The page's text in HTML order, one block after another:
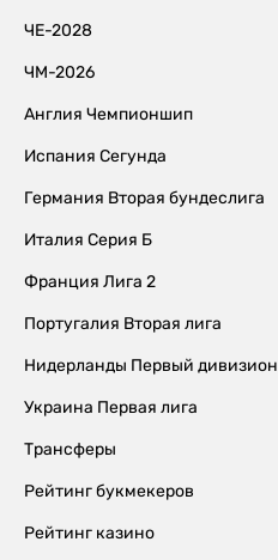
ЧЕ-2028
ЧМ-2026
Англия Чемпионшип
Испания Сегунда
Германия Вторая бундеслига
Италия Серия Б
Франция Лига 2
Португалия Вторая лига
Нидерланды Первый дивизион
Украина Первая лига
Трансферы
Рейтинг букмекеров
Рейтинг казино